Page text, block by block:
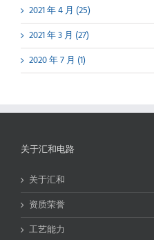
2021 年 4 月 (25)
2021 年 3 月 (27)
2020 年 7 月 (1)
关于汇和电路
关于汇和
资质荣誉
工艺能力